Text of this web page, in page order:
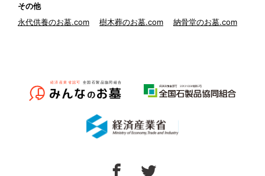
その他
永代供養のお墓.com
樹木葬のお墓.com 納骨堂のお墓.com